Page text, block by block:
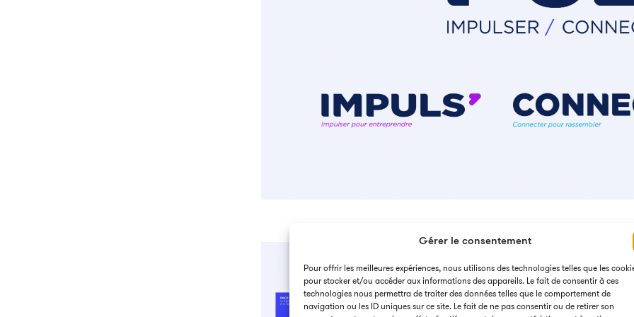
Gérer le consentement
Pour offrir les meilleures expériences, nous utilisons des technologies telles que les
pour stocker et/ou accéder aux informations des appareils. Le fait de consentir à ces
technologies nous permettra de traiter des données telles que le comportement de
navigation ou les ID uniques sur ce site. Le fait de ne pas consentir ou de retirer son